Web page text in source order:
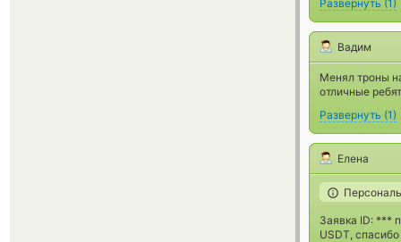
Развернуть (1 )
Вадим
Менял троны
отличные
Развернуть (1)
Елена
Заявка ID: ***
USDT,